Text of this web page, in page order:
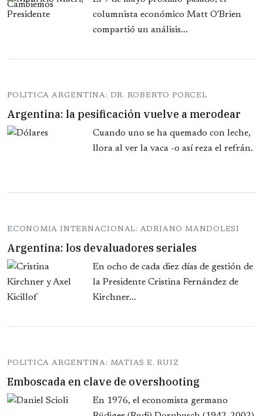
columnista económico Matt O'Brien
compartió un análisis...
POLITICA ARGENTINA: DR. ROBERTO PORCEL
Argentina: la pesificación vuelve a merodear
Cuando uno se ha quemado con leche,
llora al ver la vaca -o así reza el refrán.
ECONOMIA INTERNACIONAL: ADRIANO MANDOLESI
Argentina: los devaluadores seriales
En ocho de cada diez días de gestión de
la Presidente Cristina Fernández de
Kirchner...
POLITICA ARGENTINA: MATIAS E. RUIZ
Emboscada en clave de overshooting
En 1976, el economista germano